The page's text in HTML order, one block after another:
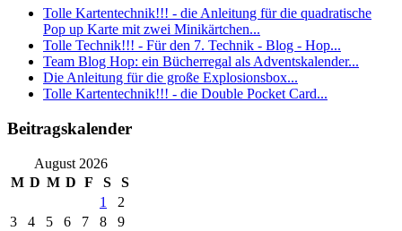
Tolle Kartentechnik!!! - die Anleitung für die quadratische
Pop up Karte mit zwei Minikärtchen...
Tolle Technik!!! - Für den 7. Technik - Blog - Hop...
Team Blog Hop: ein Bücherregal als Adventskalender...
Die Anleitung für die große Explosionsbox...
Tolle Kartentechnik!!! - die Double Pocket Card...
Beitragskalender
August 2026
M D M D F S
S
1
2
3
4 5 6 7 8
9